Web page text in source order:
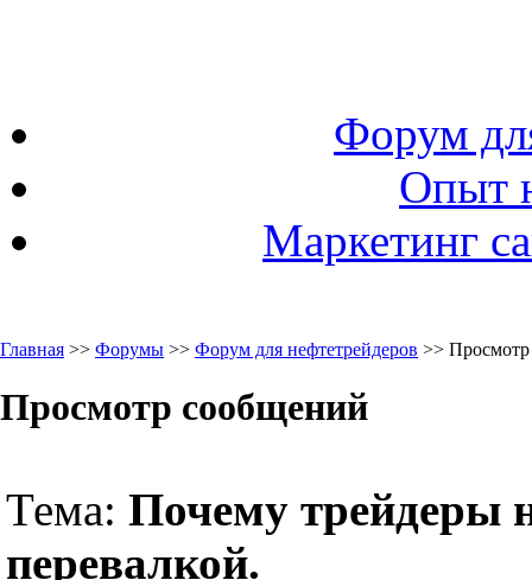
Форум
Опыт
Маркетинг
Главная >> Форумы >> Форум для нефтетрейдеров >>
Просмотр сообщений
Тема: Почему трейдеры
перевалкой.